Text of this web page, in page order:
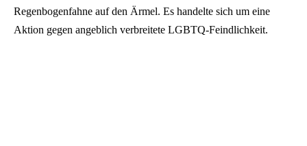
Regenbogenfahne auf den Ärmel. Es handelte sich um eine
Aktion gegen angeblich verbreitete LGBTQ-Feindlichkeit.